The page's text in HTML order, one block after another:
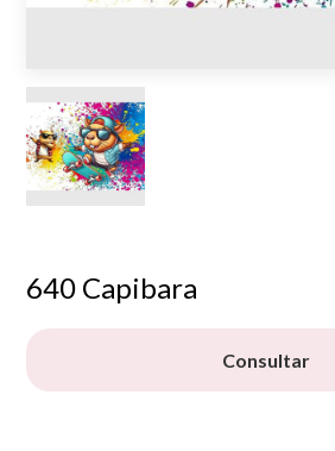
640 Capibara
Consultar